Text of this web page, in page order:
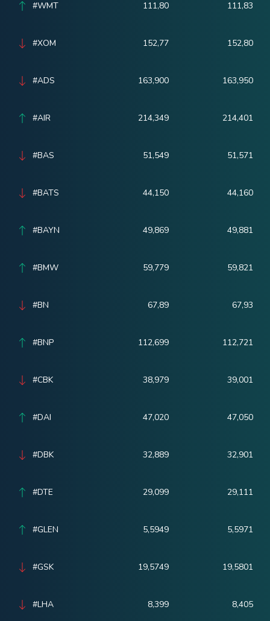
#WMT 111,80 111,83
#XOM 152,77 152,80
#ADS 163,900 163,950
#AIR 214,349 214,401
#BAS 51,549 51,571
#BATS 44,150 44,160
#BAYN 49,869 49,881
#BMW 59,779 59,821
#BN 67,89 67,93
#BNP 112,699 112,721
#CBK 38,979 39,001
#DAI 47,020 47,050
#DBK 32,889 32,901
#DTE 29,099 29,111
#GLEN 5,5949 5,5971
#GSK 19,5749 19,5801
#LHA 8,399 8,405